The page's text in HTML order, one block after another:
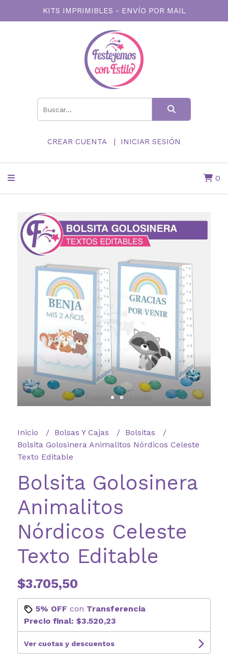
KITS IMPRIMIBLES - ENVÍO POR MAIL
CREAR CUENTA INICIAR SESIÓN
0
Inicio Bolsas Y Cajas
Bolsitas
Bolsita Golosinera Animalitos Nórdicos Celeste
Texto Editable
Bolsita Golosinera
Animalitos
Nórdicos Celeste
Texto Editable
$3.705,50
5% OFF con Transferencia
Precio final: $3.520,23
Ver cuotas y descuentos